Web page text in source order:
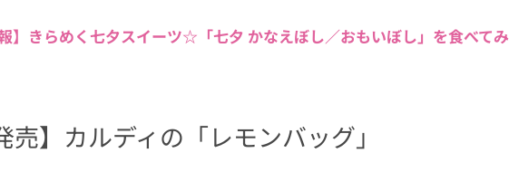
】きらめく七夕スイーツ☆「七夕 かなえぼし／おもいぼし」を食べてみ
売】カルディの「レモンバッグ」